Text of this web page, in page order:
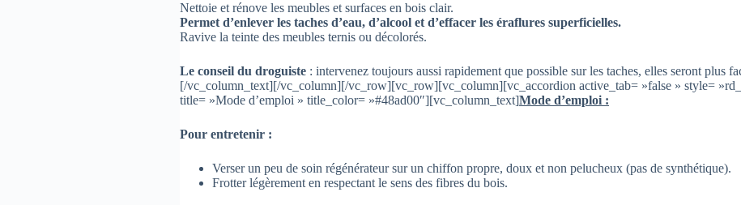
Nettoie et rénove les meubles et surfaces en bois clair.
Permet d’enlever les taches d’eau, d’alcool et d’effacer les éraflures superficielles.
Ravive la teinte des meubles ternis ou décolorés.
Le conseil du droguiste : intervenez toujours aussi rapidement que possible sur les taches, elles seront plus
[/vc_column_text][/vc_column][/vc_row][vc_row][vc_column][vc_accordion active_tab= »false » style=
title= »Mode d’emploi » title_color= »#48ad00″][vc_column_text]Mode d’emploi :
Pour entretenir :
Verser un peu de soin régénérateur sur un chiffon propre, doux et non pelucheux (pas de synthétique).
Frotter légèrement en respectant le sens des fibres du bois.